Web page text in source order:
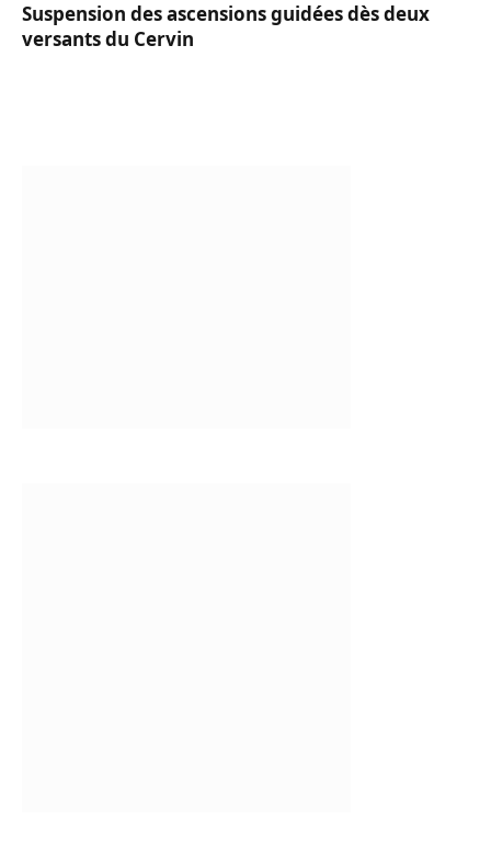
Suspension des ascensions guidées dès deux
versants du Cervin